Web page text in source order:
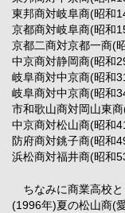
東邦商対岐阜商(昭和
京都商対岐阜商(昭和
京都二商対京都一商(
中京商対静岡商(昭和
岐阜商対中京商(昭和
岐阜商対中京商(昭和
市和歌山商対岡山東
中京商対松山商(昭和
防府商対銚子商(昭和
浜松商対福井商(昭和
ちなみに商業高校と
(1996年)夏の松山商(